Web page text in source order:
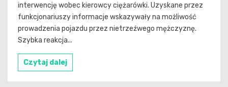
interwencję wobec kierowcy ciężarówki. Uzyskane przez
funkcjonariuszy informacje wskazywały na możliwość
prowadzenia pojazdu przez nietrzeźwego mężczyznę.
Szybka reakcja...
Czytaj dalej